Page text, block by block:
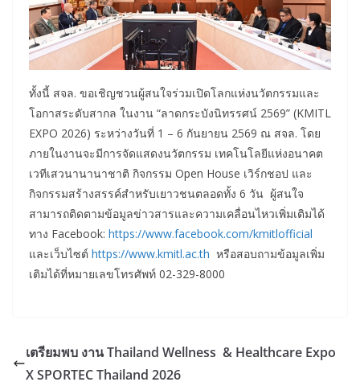
ทั้งนี้ สจล. ขอเชิญชวนผู้สนใจร่วมเปิดโลกแห่งนวัตกรรมและ
โอกาสระดับสากล ในงาน “ลาดกระบังนิทรรศน์ 2569” (KMITL
EXPO 2026) ระหว่างวันที่ 1 – 6 กันยายน 2569 ณ สจล. โดย
ภายในงานจะมีการจัดแสดงนวัตกรรม เทคโนโลยีแห่งอนาคต
เวทีเสวนานานาชาติ กิจกรรม Open House เวิร์กชอป และ
กิจกรรมสร้างสรรค์สำหรับเยาวชนตลอดทั้ง 6 วัน ผู้สนใจ
สามารถติดตามข้อมูลข่าวสารและความเคลื่อนไหวเพิ่มเติมได้
ทาง Facebook: https://www.facebook.com/kmitlofficial
และเว็บไซต์ https://www.kmitl.ac.th หรือสอบถามข้อมูลเพิ่ม
เติมได้ที่หมายเลขโทรศัพท์ 02-329-8000
เตรียมพบ งาน Thailand Wellness & Healthcare Expo
X SPORTEC Thailand 2026